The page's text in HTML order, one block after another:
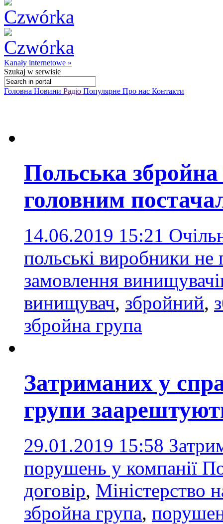
Kanały internetowe »
Szukaj w serwisie
Головна Новини Радіо Популярне Про нас Контакти
Польська збройна
головним
14.06.2019 15:21
польські виробники
замовлення
винищувач, збройний,
збройна група
Затриманих у
групи
29.01.2019 15:58
порушень у компанії
договір, Міністерство
збройна група,